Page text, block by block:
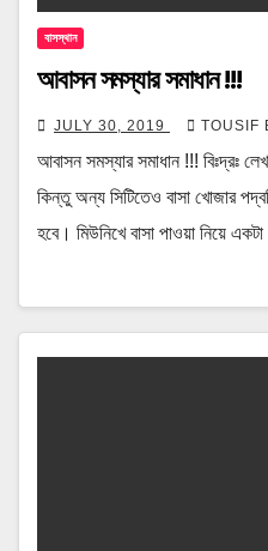
বাসস্থান
আবাসন সমস্যার সমাধান !!!
JULY 30, 2019 TOUSIF
আবাসন সমস্যার সমাধান !!! বিঃদ্রঃ
কিন্তু অন্য সিটিতেও বাসা খোজার
হবে। মিউনিখে বাসা পাওয়া নিয়ে